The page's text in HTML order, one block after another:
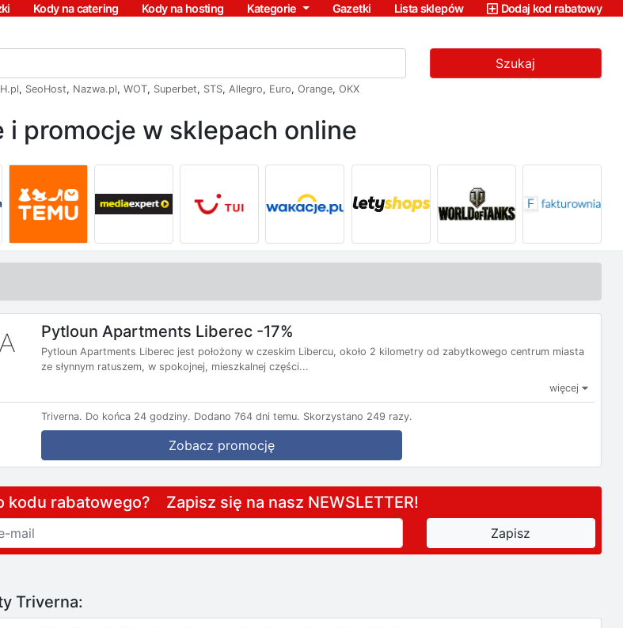
Kody na catering Kody na hosting Kategorie Gazetki Lista sklepów Dodaj kod rabatowy
Szukaj
, SeoHost, Nazwa.pl, WOT, Superbet, STS, Allegro, Euro, Orange, OKX
i promocje w sklepach online
Pytloun Apartments Liberec -17%
Pytloun Apartments Liberec jest położony w czeskim Libercu, około 2 kilometry od zabytkowego centrum miasta
ze słynnym ratuszem, w spokojnej, mieszkalnej części...
więcej
Triverna. Do końca 24 godziny. Dodano 764 dni temu. Skorzystano 249 razy.
Zobacz promocję
kodu rabatowego? Zapisz się na nasz NEWSLETTER!
Triverna: